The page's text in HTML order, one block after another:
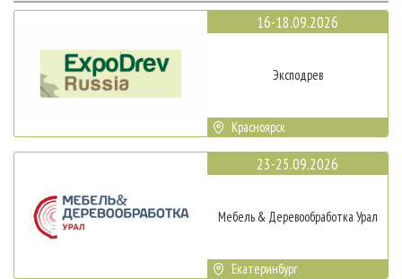
16-18.09.2026
Эксподрев
Красноярск
23-25.09.2026
Мебель & Деревообработка Урал
Екатеринбург